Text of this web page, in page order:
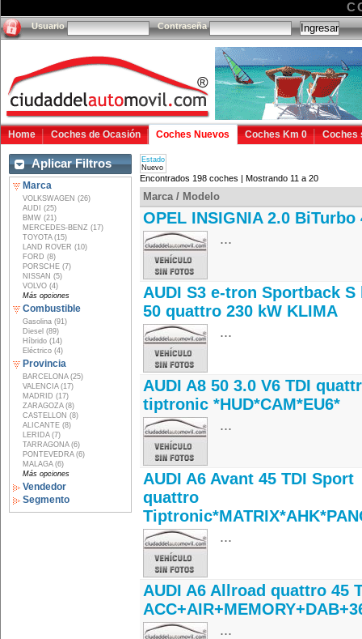
Usuario Contraseña
Home Coches de Ocasión Coches Nuevos Coches Km 0 Coches
Aplicar Filtros
Marca
VOLKSWAGEN (26)
AUDI (25)
BMW (21)
MERCEDES-BENZ (17)
TOYOTA (15)
LAND ROVER (10)
FORD (8)
PORSCHE (7)
NISSAN (5)
VOLVO (4)
Más opciones
Combustible
Gasolina (91)
Diesel (89)
Híbrido (14)
Eléctrico (4)
Provincia
BARCELONA (25)
VALENCIA (17)
MADRID (17)
ZARAGOZA (8)
CASTELLON (8)
ALICANTE (8)
LERIDA (7)
TARRAGONA (6)
PONTEVEDRA (6)
MALAGA (6)
Más opciones
Vendedor
Segmento
Estado
Nuevo
Encontrados 198 coches | Mostrando 11 a 20
Marca / Modelo
OPEL INSIGNIA 2.0 BiTurbo
...
AUDI S3 e-tron Sportback S
50 quattro 230 kW KLIMA
...
AUDI A8 50 3.0 V6 TDI
tiptronic *HUD*CAM*EU6*
...
AUDI A6 Avant 45 TDI Sport
quattro
...
AUDI A6 Allroad quattro 45
...